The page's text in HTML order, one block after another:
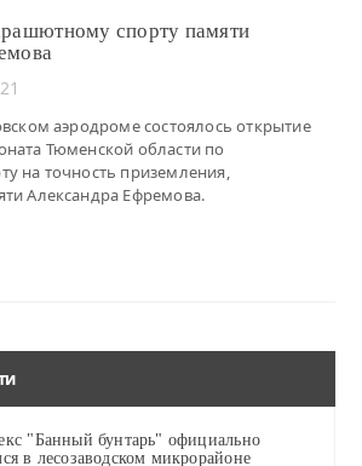
спорту памяти
аэродроме состоялось открытие
Тюменской области по
на точность приземления,
Александра Ефремова.
"Банный бунтарь" официально
в лесозаводском микрорайоне